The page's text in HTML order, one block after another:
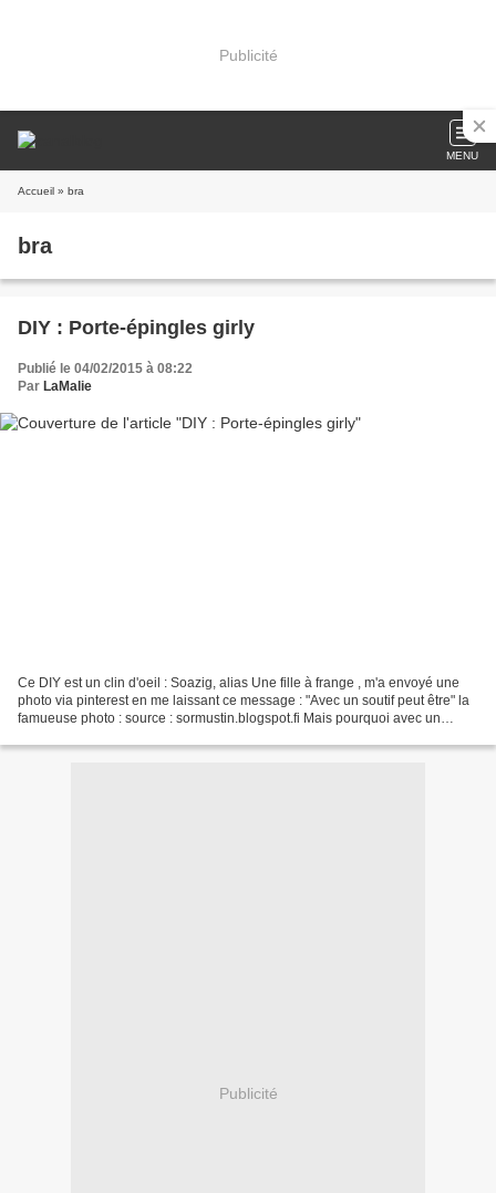
Publicité
MENU
Accueil » bra
bra
DIY : Porte-épingles girly
Publié le 04/02/2015 à 08:22
Par LaMalie
Ce DIY est un clin d'oeil : Soazig, alias Une fille à frange , m'a envoyé une
photo via pinterest en me laissant ce message : "Avec un soutif peut être" la
famueuse photo : source : sormustin.blogspot.fi Mais pourquoi avec un
Publicité